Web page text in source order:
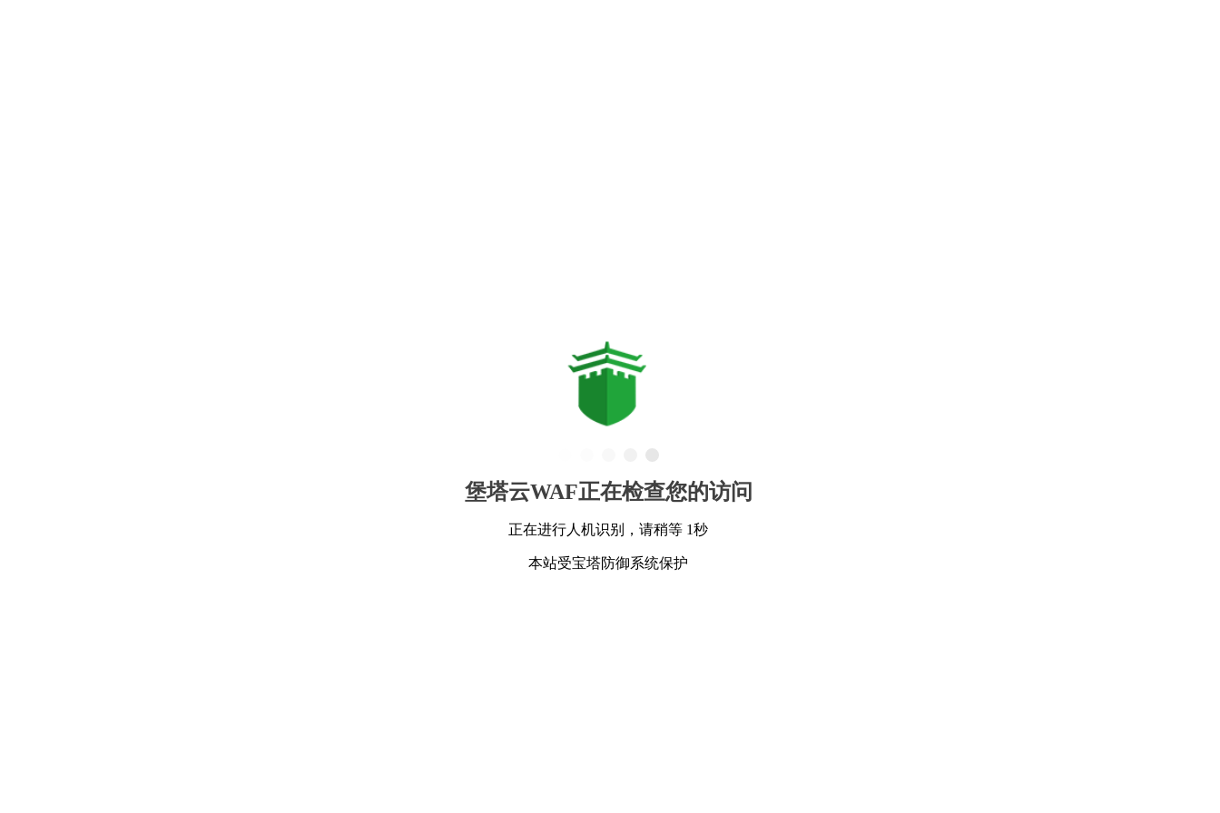
堡塔云WAF正在检查您的访问
正在进行人机识别，请稍等 1秒
本站受宝塔防御系统保护